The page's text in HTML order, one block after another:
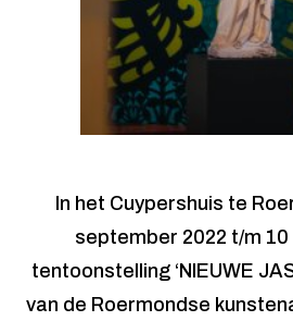
In het Cuypershuis te
september 2022 t/m 10
tentoonstelling ‘NIEUWE
van de Roermondse